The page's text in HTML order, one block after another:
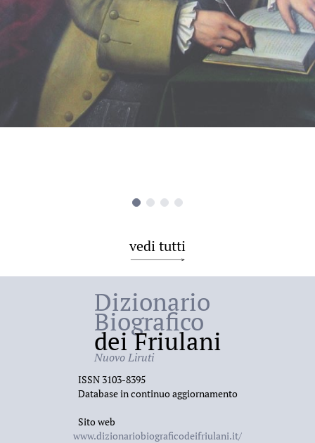
vedi tutti
Dizionario
Biografico
dei Friulani
Nuovo Liruti
ISSN 3103-8395
Database in continuo aggiornamento
Sito web
www.dizionariobiograficodeifriulani.it/